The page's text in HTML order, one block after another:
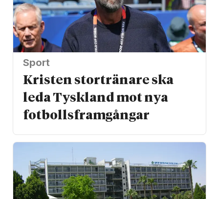
Sport
Kristen stortränare ska
leda Tyskland mot nya
fotbolls­­framgångar